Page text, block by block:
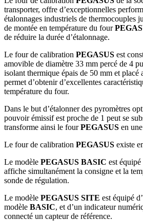
transporter, offre d’exceptionnelles
étalonnages industriels de thermocouples
de montée en température du four
de réduire la durée d’étalonnage.
Le four de calibration PEGASUS est
amovible de diamètre 33 mm percé de 4
isolant thermique épais de 50 mm et placé
permet d’obtenir d’excellentes
température du four.
Dans le but d’étalonner des pyromètres
pouvoir émissif est proche de 1 peut se
transforme ainsi le fourPEGASUS en
Le four de calibration PEGASUS existe
Le modèle PEGASUS BASIC est
affiche simultanément la consigne et la
sonde de régulation.
Le modèle PEGASUS SITE est équipé
modèle BASIC, et d’un indicateur
connecté un capteur de référence.